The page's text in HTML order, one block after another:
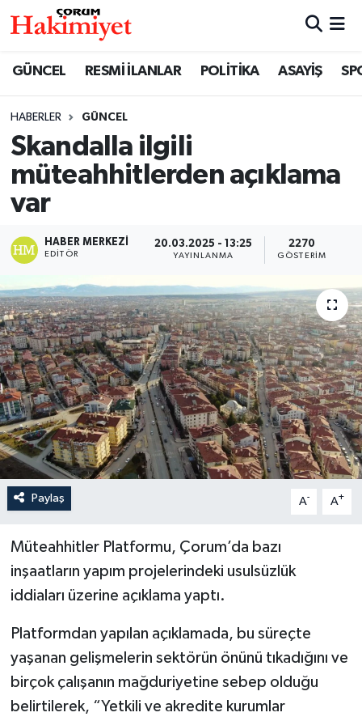
GÜNCEL RESMİ İLANLAR POLİTİKA ASAYİŞ
HABERLER GÜNCEL
Skandalla ilgili
müteahhitlerden açıklama
var
HABER MERKEZI
EDITÖR
20.03.2025 - 13:25
YAYINLANMA
2270
GÖSTERIM
Paylaş A- A+
Müteahhitler Platformu, Çorum’da bazı
inşaatların yapım projelerindeki usulsüzlük
iddiaları üzerine açıklama yaptı.
Platformdan yapılan açıklamada, bu süreçte
yaşanan gelişmelerin sektörün önünü tıkadığını ve
birçok çalışanın mağduriyetine sebep olduğu
belirtilerek, “Yetkili ve akredite kurumlar
SAĞLIK
ASAYİŞ
AKTÜEL
EĞİTİM
İLÇELER
OTOPARK
TEKNOLOJİ
Nöbetçi Eczaneler
Çorum Namaz Vakitleri
Trafik Durumu
Son Dakika Haberleri
Haber Arşivi